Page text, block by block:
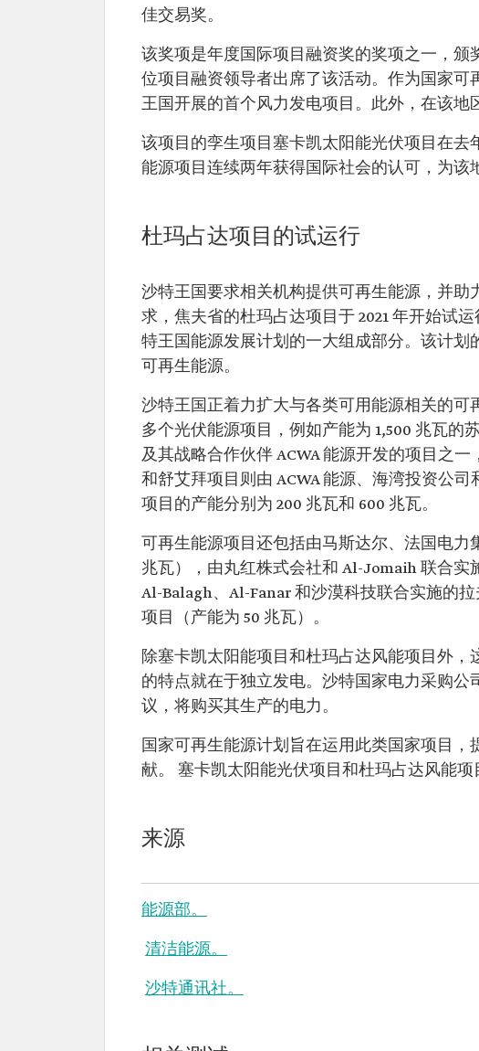
佳交易奖。
该奖项是年度国际项目融资奖的奖项之一，
位项目融资领导者出席了该活动。作为国家
王国开展的首个风力发电项目。此外，在该地
该项目的孪生项目塞卡凯太阳能光伏项目在
能源项目连续两年获得国际社会的认可，为该
杜玛占达项目的试运行
沙特王国要求相关机构提供可再生能源，并
求，焦夫省的杜玛占达项目于 2021 年开始试
特王国能源发展计划的一大组成部分。该计划
可再生能源。
沙特王国正着力扩大与各类可用能源相关的
多个光伏能源项目，例如产能为 1,500 兆瓦的
及其战略合作伙伴 ACWA 能源开发的项目之
和舒艾拜项目则由 ACWA 能源、海湾投资公
项目的产能分别为 200 兆瓦和 600 兆瓦。
可再生能源项目还包括由马斯达尔、法国电
兆瓦），由丸红株式会社和 Al-Jomaih 联合实
Al-Balagh、Al-Fanar 和沙漠科技联合实施的
项目（产能为 50 兆瓦）。
除塞卡凯太阳能项目和杜玛占达风能项目外，
的特点就在于独立发电。沙特国家电力采购公
议，将购买其生产的电力。
国家可再生能源计划旨在运用此类国家项目
献。 塞卡凯太阳能光伏项目和杜玛占达风能项
来源
能源部。
清洁能源。
沙特通讯社。